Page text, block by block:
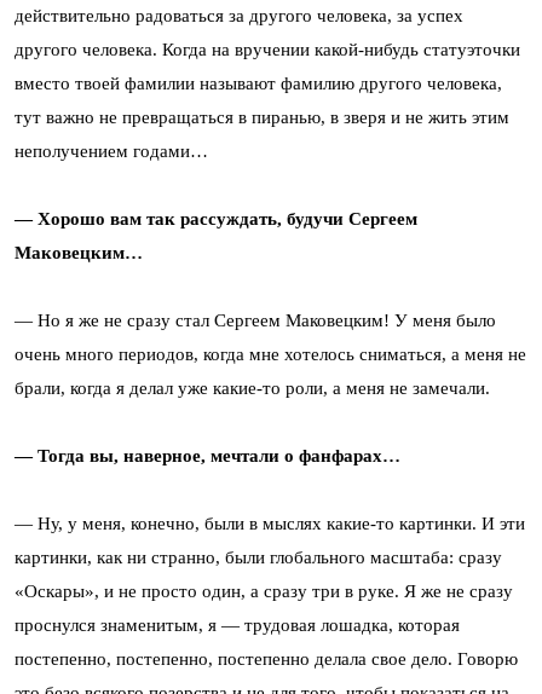
действительно радоваться за другого человека, за успех
другого человека. Когда на вручении какой-нибудь статуэточки
вместо твоей фамилии называют фамилию другого человека,
тут важно не превращаться в пиранью, в зверя и не жить этим
неполучением годами…
— Хорошо вам так рассуждать, будучи Сергеем
Маковецким…
— Но я же не сразу стал Сергеем Маковецким! У меня было
очень много периодов, когда мне хотелось сниматься, а меня не
брали, когда я делал уже какие-то роли, а меня не замечали.
— Тогда вы, наверное, мечтали о фанфарах…
— Ну, у меня, конечно, были в мыслях какие-то картинки. И эти
картинки, как ни странно, были глобального масштаба: сразу
«Оскары», и не просто один, а сразу три в руке. Я же не сразу
проснулся знаменитым, я — трудовая лошадка, которая
постепенно, постепенно, постепенно делала свое дело. Говорю